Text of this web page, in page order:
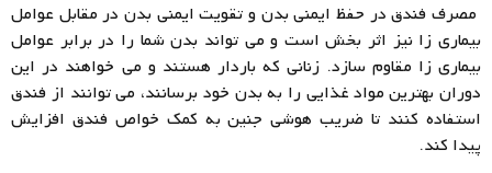
مصرف فندق در حفظ ایمنی بدن و تقویت ایمنی بدن در مقابل عوامل
بیماری زا نیز اثر بخش است و می تواند بدن شما را در برابر عوامل
بیماری زا مقاوم سازد. زنانی که باردار هستند و می خواهند در این
دوران بهترین مواد غذایی را به بدن خود برسانند، می توانند از فندق
استفاده کنند تا ضریب هوشی جنین به کمک خواص فندق افزایش
پیدا کند.